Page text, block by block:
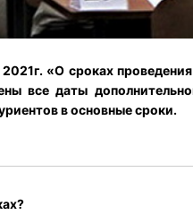
«О сроках
все даты
в основные сроки.